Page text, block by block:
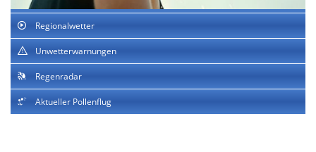
Regionalwetter
Unwetterwarnungen
Regenradar
Aktueller Pollenflug